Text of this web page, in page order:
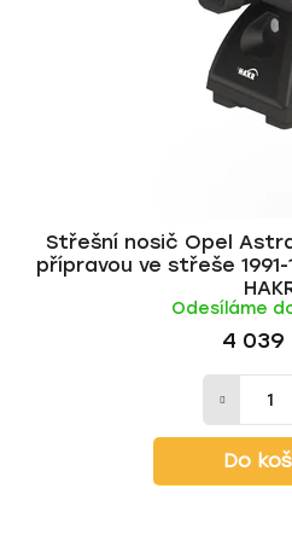
Střešní nosič Opel
přípravou ve střeše 1991-
Odesíláme
4 039
Do